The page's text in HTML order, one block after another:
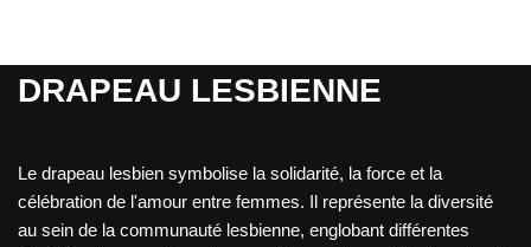
DRAPEAU LESBIENNE
Le drapeau lesbien symbolise la solidarité, la force et la
célébration de l'amour entre femmes. Il représente la diversité
au sein de la communauté lesbienne, englobant différentes